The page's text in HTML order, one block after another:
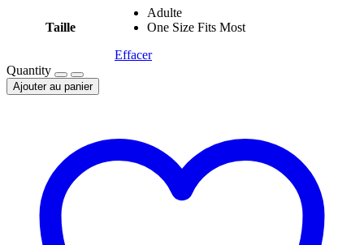
Taille
Adulte
One Size Fits Most
Effacer
Quantity
Ajouter au panier